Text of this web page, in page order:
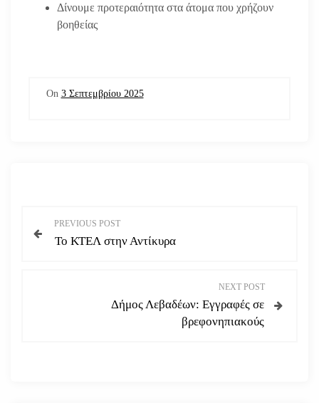
Δίνουμε προτεραιότητα στα άτομα που χρήζουν
βοηθείας
On 3 Σεπτεμβρίου 2025
PREVIOUS POST
Το ΚΤΕΛ στην Αντίκυρα
NEXT POST
Δήμος Λεβαδέων: Εγγραφές σε
βρεφονηπιακούς